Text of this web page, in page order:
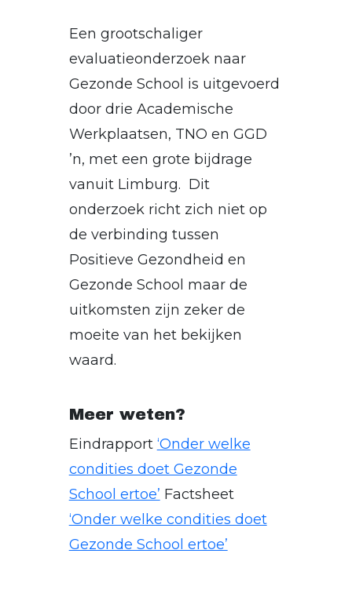
Een grootschaliger
evaluatieonderzoek naar
Gezonde School is uitgevoerd
door drie Academische
Werkplaatsen, TNO en GGD
’n, met een grote bijdrage
vanuit Limburg. Dit
onderzoek richt zich niet op
de verbinding tussen
Positieve Gezondheid en
Gezonde School maar de
uitkomsten zijn zeker de
moeite van het bekijken
waard.
Meer weten?
Eindrapport ‘Onder welke
condities doet Gezonde
School ertoe’ Factsheet
‘Onder welke condities doet
Gezonde School ertoe’